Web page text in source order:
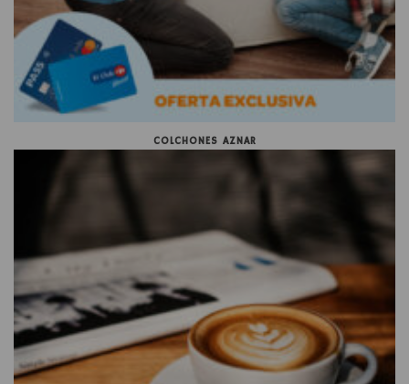
COLCHONES AZNAR